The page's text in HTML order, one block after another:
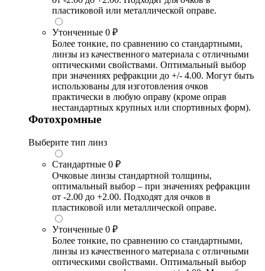
пластиковой или металлической оправе.
Утонченные 0 ₽
Более тонкие, по сравнению со стандартными,
линзы из качественного материала с отличными
оптическими свойствами. Оптимальный выбор
при значениях рефракции до +/- 4.00. Могут быть
использованы для изготовления очков
практически в любую оправу (кроме оправ
нестандартных крупных или спортивных форм).
Фотохромные
Выберите тип линз
Стандартные 0 ₽
Очковые линзы стандартной толщины,
оптимальный выбор – при значениях рефракции
от -2.00 до +2.00. Подходят для очков в
пластиковой или металлической оправе.
Утонченные 0 ₽
Более тонкие, по сравнению со стандартными,
линзы из качественного материала с отличными
оптическими свойствами. Оптимальный выбор